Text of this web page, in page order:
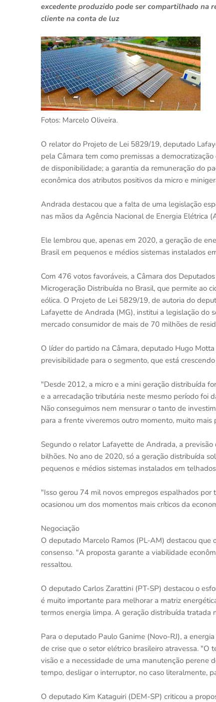
excedente produzido pode ser compartilhado na
cliente na conta de luz
Fotos: Marcelo Oliveira.
O relator do Projeto de Lei 5829/19, deputado
pela Câmara tem como premissas a
de disponibilidade; a garantia da remuneração do
econômica dos atributos positivos da micro e
Andrada destacou que a falta de uma legislação
nas mãos da Agência Nacional de Energia Elétrica
Ele lembrou que, apenas em 2020, a geração de
Brasil em pequenos e médios sistemas instalados
Com 476 votos favoráveis, a Câmara dos
Microgeração Distribuída no Brasil, que permite ao
eólica. O Projeto de Lei 5829/19, de autoria do
Lafayette de Andrada (MG), institui a legislação do
mercado consumidor de mais de 70 milhões de
O líder do partido na Câmara, deputado Hugo
previsibilidade para o segmento, que está
"Desde 2012, a micro e a mini geração distribuída
e a arrecadação tributária neste mesmo período foi
Não conseguimos nem mensurar o tanto de
para a frente viveremos outro momento, muito
Segundo o relator Lafayette de Andrada, a
bilhões. No ano de 2020, só a geração distribuída
pequenos e médios sistemas instalados em
"Isso gerou 74 mil novos empregos espalhados
ocasionou um dos momentos mais críticos da
Negociação
O deputado Marcelo Ramos (PL-AM) destacou
consenso. "A proposta garante a viabilidade
ressaltou.
O deputado Carlos Zarattini (PT-SP) destacou o
é muito importante para melhorar a matriz
termos energia limpa. A geração distribuída tratada
Para o deputado Paulo Ganime (Novo-RJ), a
de crise que o setor elétrico brasileiro atravessa.
visão e a necessidade de uma manutenção perene
tempo, desligar o interruptor, no caso literalmente,
O deputado Kim Kataguiri (DEM-SP) criticou a